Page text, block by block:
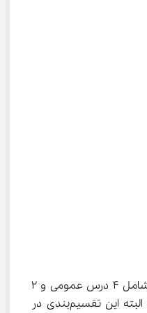
درس تخصصی است، بیان کرد: البته این تقسیم‌بندی در